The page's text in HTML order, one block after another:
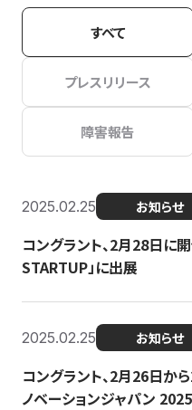
すべて
プレスリリース
障害報告
2025.02.25 お知らせ
コングラント、2月28日に
STARTUP」に出展
2025.02.25 お知らせ
コングラント、2月26日か
ノベーションジャパン